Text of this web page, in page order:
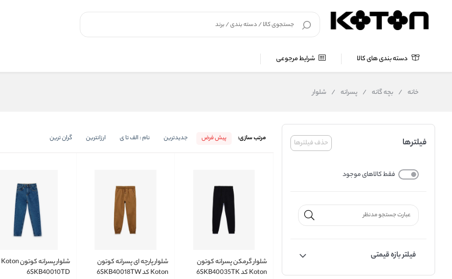
دسته بندی های کالا شرایط مرجوعی
خانه / بچه گانه / پسرانه / شلوار
حذف فیلترها فیلترها
فقط کالاهای موجود
فیلتر بازه قیمتی
مرتب سازی: پیش فرض جدیدترین نام : الف تا ی ارزانترین گران ترین
شلوار گرمکن پسرانه کوتون
Koton کد 6SKB40035TK
شلوار پارچه ای پسرانه کوتون
Koton کد 6SKB40018TW
6SKB40010TD